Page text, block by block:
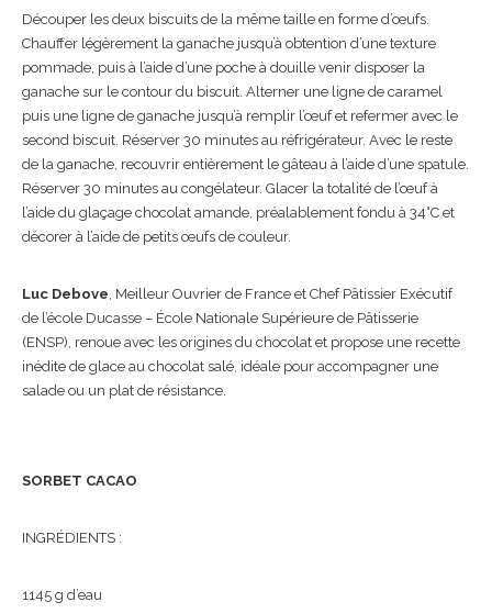
Découper les deux biscuits de la même taille en forme d’œufs.
Chauffer légèrement la ganache jusqu’à obtention d’une texture
pommade, puis à l’aide d’une poche à douille venir disposer la
ganache sur le contour du biscuit. Alterner une ligne de caramel
puis une ligne de ganache jusqu’à remplir l’œuf et refermer avec le
second biscuit. Réserver 30 minutes au réfrigérateur. Avec le reste
de la ganache, recouvrir entièrement le gâteau à l’aide d’une spatule.
Réserver 30 minutes au congélateur. Glacer la totalité de l’œuf à
l’aide du glaçage chocolat amande, préalablement fondu à 34°C et
décorer à l’aide de petits œufs de couleur.
Luc Debove , Meilleur Ouvrier de France et Chef Pâtissier Exécutif
de l’école Ducasse – École Nationale Supérieure de Pâtisserie
(ENSP), renoue avec les origines du chocolat et propose une recette
inédite de glace au chocolat salé, idéale pour accompagner une
salade ou un plat de résistance.
SORBET CACAO
INGRÉDIENTS :
1145 g d’eau